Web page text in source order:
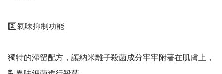
2️⃣氣味抑制功能
獨特的滯留配方，讓納米離子殺菌成分牢牢附著在肌膚上，